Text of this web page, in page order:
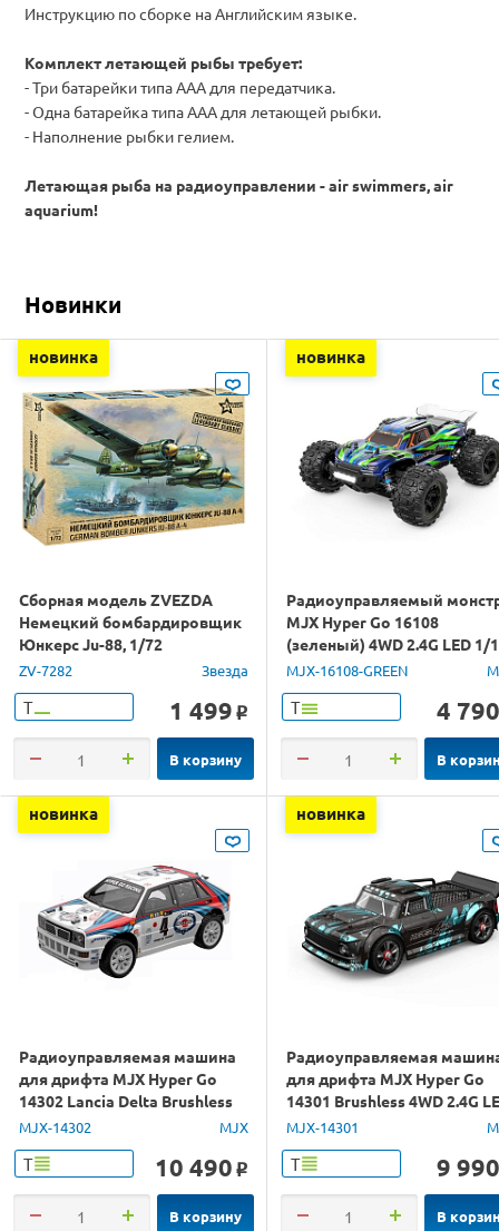
Инструкцию по сборке на Английским языке.
Комплект летающей рыбы требует:
- Три батарейки типа ААA для передатчика.
- Одна батарейка типа ААА для летающей рыбки.
- Наполнение рыбки гелием.
Летающая рыба на радиоуправлении - air swimmers, air
aquarium!
Новинки
новинка
Сборная модель ZVEZDA
Немецкий бомбардировщик
Юнкерс Ju-88, 1/72
ZV-7282 Звезда
Т 1 499 o
В корзину
новинка
Радиоуправляемый
MJX Hyper Go 16108
(зеленый) 4WD 2.4G LED 1/
RTR
MJX-16108-GREEN
Т 4 790
В
новинка
Радиоуправляемая машина
для дрифта MJX Hyper Go
14302 Lancia Delta Brushless
4WD 2.4G LED 1/14 RTR
MJX-14302 MJX
Т 10 490 o
В корзину
новинка
Радиоуправляемая
для дрифта MJX Hyper Go
14301 Brushless 4WD 2.4G
1/14 RTR
MJX-14301
Т 9 990
В